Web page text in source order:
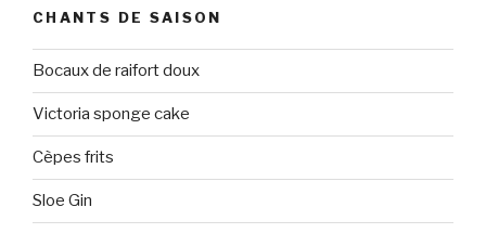
CHANTS DE SAISON
Bocaux de raifort doux
Victoria sponge cake
Cèpes frits
Sloe Gin